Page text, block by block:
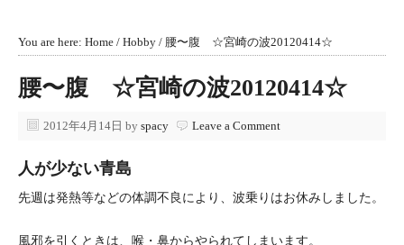
You are here: Home / Hobby / 腰〜腹 ☆宮崎の波20120414☆
腰〜腹 ☆宮崎の波20120414☆
2012年4月14日 by spacy Leave a Comment
人が少ない青島
先週は発熱等などの体調不良により、波乗りはお休みしました。
風邪を引くときは、喉・鼻からやられてしまいます。